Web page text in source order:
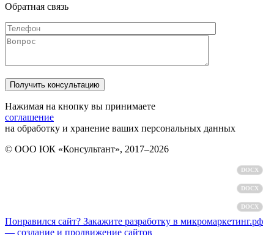
Обратная связь
Нажимая на кнопку вы принимаете
соглашение
на обработку и хранение ваших персональных данных
© ООО ЮК «Консультант», 2017–2026
DOCX
DOCX
DOCX
Понравился сайт? Закажите разработку в микромаркетинг.рф
— создание и продвижение сайтов